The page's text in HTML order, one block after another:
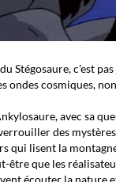
Stégosaure, c'est
ondes cosmiques,
avec sa
des
qui lisent la
être que les
écouter la nature